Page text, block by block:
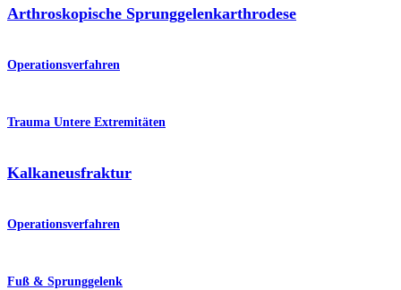
Arthroskopische Sprunggelenkarthrodese
Operationsverfahren
Trauma Untere Extremitäten
Kalkaneusfraktur
Operationsverfahren
Fuß & Sprunggelenk